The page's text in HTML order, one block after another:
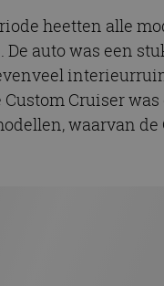
heetten alle
auto was een
Cruiser was
waarvan de
- wat een
van
te onderscheiden
klant-ID. Het is
om
de
te
leveren, zoals
uit over hoe
die de